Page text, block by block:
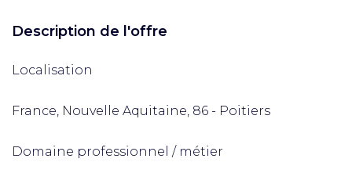
Description de l'offre
Localisation
France, Nouvelle Aquitaine, 86 - Poitiers
Domaine professionnel / métier